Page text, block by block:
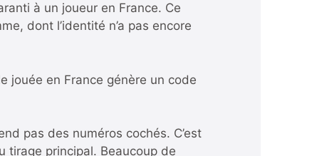
à un joueur en France. Ce
dont l’identité n’a pas encore
jouée en France génère un code
pas des numéros cochés. C’est
tirage principal. Beaucoup de